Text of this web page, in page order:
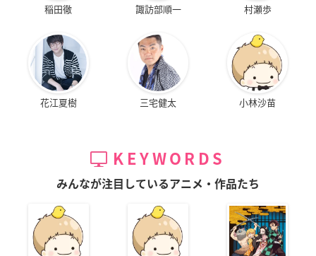
稲田徹 諏訪部順一 村瀬歩
花江夏樹 三宅健太 小林沙苗
KEYWORDS
みんなが注目しているアニメ・作品たち